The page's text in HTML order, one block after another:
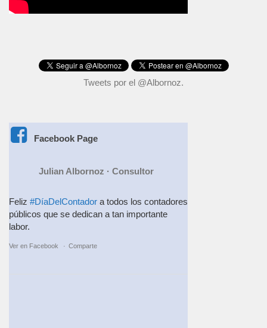
Tweets por el @Albornoz.
Facebook Page
Julian Albornoz · Consultor
Feliz #DíaDelContador a todos los contadores
públicos que se dedican a tan importante
labor.
Ver en Facebook · Comparte